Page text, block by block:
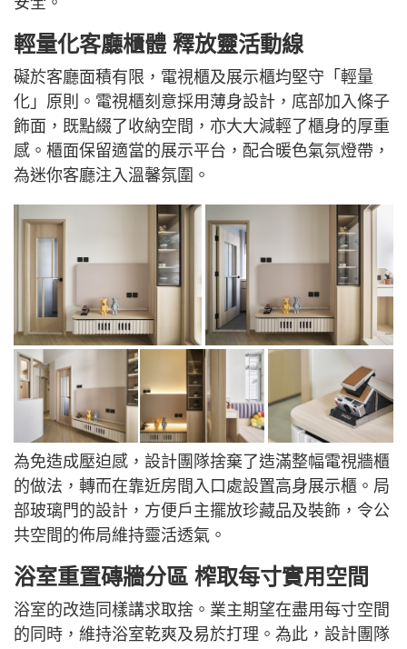
輕量化客廳櫃體 釋放靈活動線
礙於客廳面積有限，電視櫃及展示櫃均堅守「輕量
化」原則。電視櫃刻意採用薄身設計，底部加入條子
飾面，既點綴了收納空間，亦大大減輕了櫃身的厚重
感。櫃面保留適當的展示平台，配合暖色氣氛燈帶，
為迷你客廳注入溫馨氛圍。
為免造成壓迫感，設計團隊捨棄了造滿整幅電視牆櫃
的做法，轉而在靠近房間入口處設置高身展示櫃。局
部玻璃門的設計，方便戶主擺放珍藏品及裝飾，令公
共空間的佈局維持靈活透氣。
浴室重置磚牆分區 榨取每寸實用空間
浴室的改造同樣講求取捨。業主期望在盡用每寸空間
的同時，維持浴室乾爽及易於打理。為此，設計團隊